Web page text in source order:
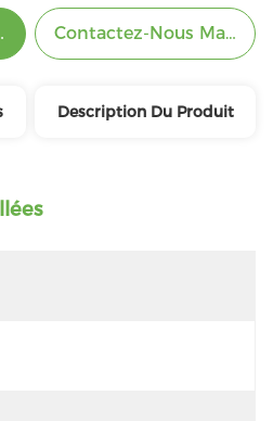
Prix Contactez-Nous
Description Du Produit